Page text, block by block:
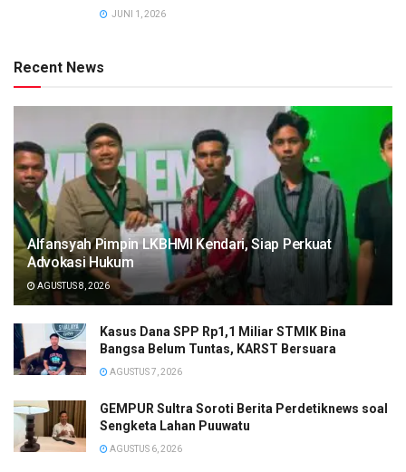
JUNI 1, 2026
Recent News
Alfansyah Pimpin LKBHMI Kendari, Siap Perkuat
Advokasi Hukum
AGUSTUS 8, 2026
Kasus Dana SPP Rp1,1 Miliar STMIK Bina
Bangsa Belum Tuntas, KARST Bersuara
AGUSTUS 7, 2026
GEMPUR Sultra Soroti Berita Perdetiknews soal
Sengketa Lahan Puuwatu
AGUSTUS 6, 2026